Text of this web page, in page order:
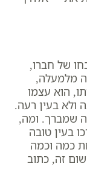
של חברו,
מלמעלה,
הוא עצמו
ולא בעין רעה.
שמברך. ומה,
בעין טובה
כמה וכמה
זה, כתוב